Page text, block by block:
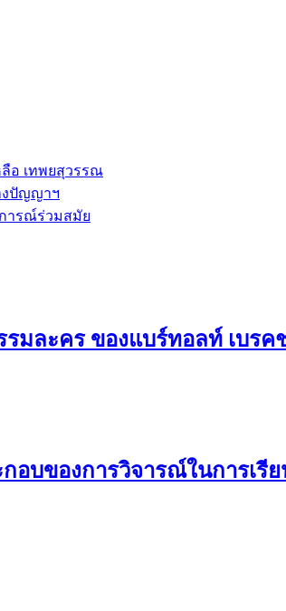
อ เทพยสุวรรณ
งปัญญาฯ
ารณ์ร่วมสมัย
มละคร ของแบร์ทอลท์ เบรค
กอบของการวิจารณ์ในการเรี